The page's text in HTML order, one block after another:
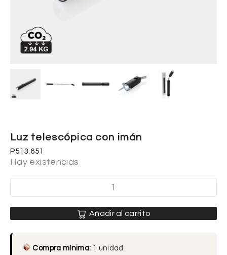
Luz telescópica con imán
P513.651
Hay existencias
Añadir al carrito
Compra mínima: 1 unidad